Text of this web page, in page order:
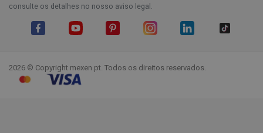
consulte os detalhes no nosso aviso legal.
2026 © Copyright mexen.pt. Todos os direitos reservados.